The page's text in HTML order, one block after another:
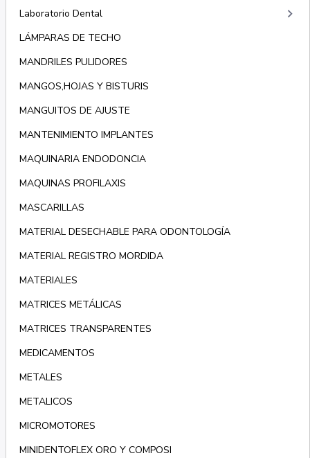
Laboratorio Dental keyboard_arrow_right
LÁMPARAS DE TECHO
MANDRILES PULIDORES
MANGOS,HOJAS Y BISTURIS
MANGUITOS DE AJUSTE
MANTENIMIENTO IMPLANTES
MAQUINARIA ENDODONCIA
MAQUINAS PROFILAXIS
MASCARILLAS
MATERIAL DESECHABLE PARA ODONTOLOGÍA
MATERIAL REGISTRO MORDIDA
MATERIALES
MATRICES METÁLICAS
MATRICES TRANSPARENTES
MEDICAMENTOS
METALES
METALICOS
MICROMOTORES
MINIDENTOFLEX ORO Y COMPOSI